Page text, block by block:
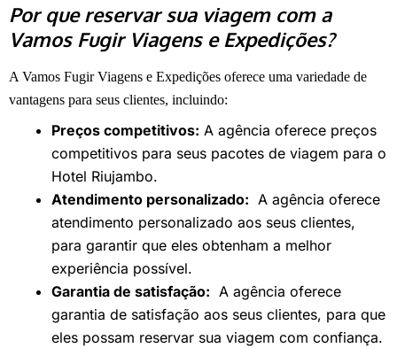
Por que reservar sua viagem com a
Vamos Fugir Viagens e Expedições?
A Vamos Fugir Viagens e Expedições oferece uma variedade de
vantagens para seus clientes, incluindo:
Preços competitivos: A agência oferece preços
competitivos para seus pacotes de viagem para o
Hotel Riujambo.
Atendimento personalizado: A agência oferece
atendimento personalizado aos seus clientes,
para garantir que eles obtenham a melhor
experiência possível.
Garantia de satisfação: A agência oferece
garantia de satisfação aos seus clientes, para que
eles possam reservar sua viagem com confiança.